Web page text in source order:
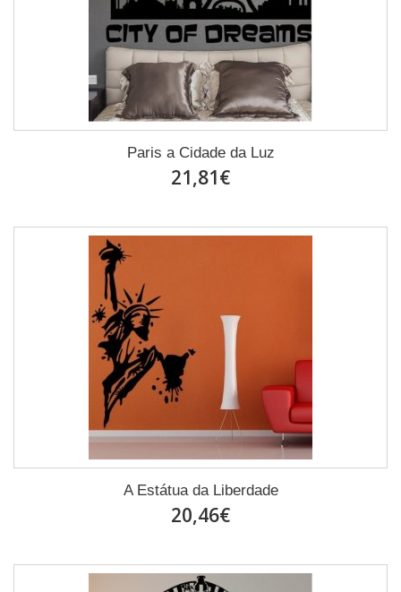
Paris a Cidade da Luz
21,81€
A Estátua da Liberdade
20,46€